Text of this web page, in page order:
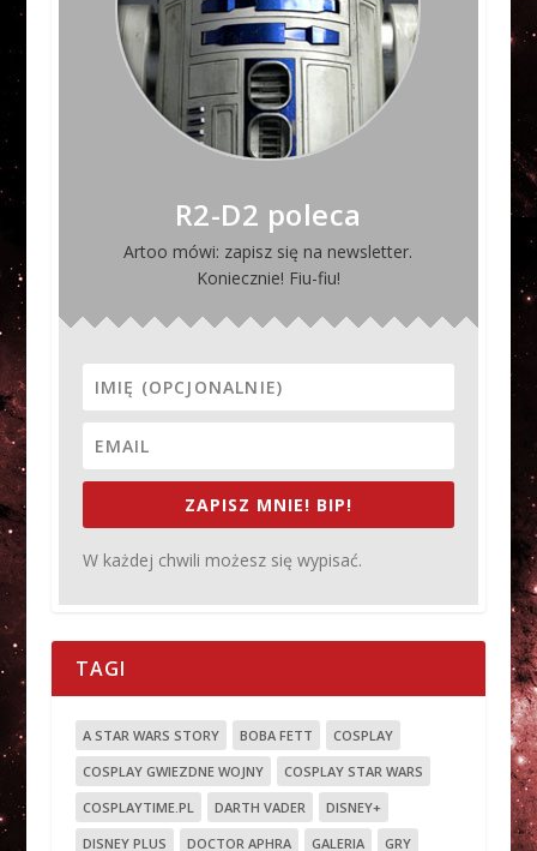
R2-D2 poleca
Artoo mówi: zapisz się na newsletter.
Koniecznie! Fiu-fiu!
ZAPISZ MNIE! BIP!
W każdej chwili możesz się wypisać.
TAGI
A STAR WARS STORY BOBA FETT
COSPLAY
COSPLAY GWIEZDNE WOJNY
COSPLAY STAR WARS
COSPLAYTIME.PL
DARTH VADER
DISNEY+
DISNEY PLUS
DOCTOR APHRA GALERIA GRY